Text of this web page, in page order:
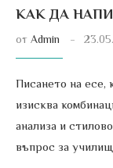
КАК ДА
от Admin
Писането на есе,
изисква
анализа и
въпрос за